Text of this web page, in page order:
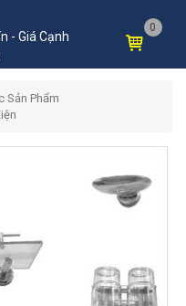
- Giá Cạnh
0
Sản Phẩm